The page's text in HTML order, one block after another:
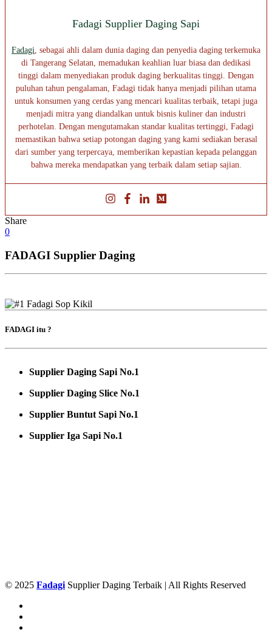
Fadagi Supplier Daging Sapi
Fadagi , sebagai ahli dalam dunia daging dan penyedia daging terkemuka
di Tangerang Selatan, memadukan keahlian luar biasa dan dedikasi
tinggi dalam menyediakan produk daging berkualitas tinggi. Dengan
puluhan tahun pengalaman, Fadagi tidak hanya menjadi pilihan utama
untuk konsumen yang cerdas yang mencari kualitas terbaik, tetapi juga
menjadi mitra yang diandalkan untuk bisnis kuliner dan industri
perhotelan. Dengan mengutamakan standar kualitas tertinggi, Fadagi
memastikan bahwa setiap potongan daging yang kami sediakan berasal
dari sumber yang terpercaya, memberikan kepastian kepada pelanggan
bahwa mereka mendapatkan yang terbaik dalam setiap sajian.
Share
0
FADAGI Supplier Daging
FADAGI itu ?
Supplier Daging Sapi No.1
Supplier Daging Slice No.1
Supplier Buntut Sapi No.1
Supplier Iga Sapi No.1
© 2025 Fadagi Supplier Daging Terbaik | All Rights Reserved